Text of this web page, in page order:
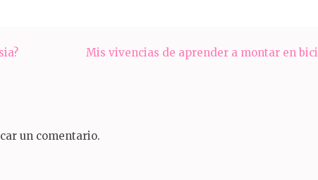
Mis vivencias de aprender a montar en bici
un comentario.